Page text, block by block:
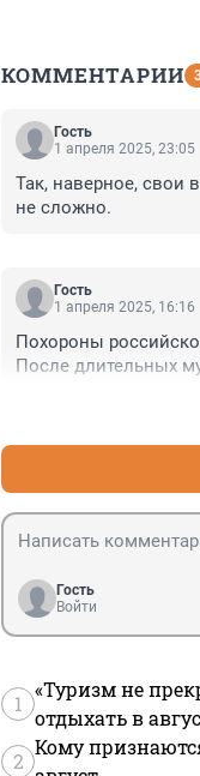
КОММЕНТАРИИ
Гость
1 апреля 2025, 23:05
Так, наверное, свои
не сложно.
Гость
1 апреля 2025, 16:16
Похороны
После длительных
Гость
Войти
1
«Туризм не
отдыхать в
2
Кому